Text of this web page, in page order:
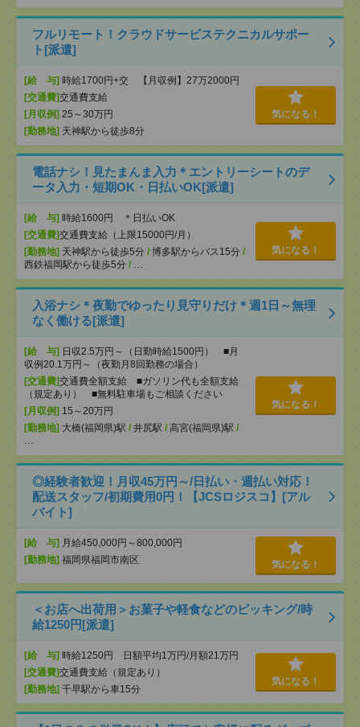
フルリモート！クラウドサービステクニカルサポー
ト[派遣]
[給 与] 時給1700円+交 【月収例】27万2000円
[交通費]交通費支給
[月収例] 25～30万円
[勤務地] 天神駅から徒歩8分
気になる！
電話ナシ！見たまんま入力＊エントリーシートのデ
ータ入力・短期OK・日払いOK[派遣]
[給 与] 時給1600円 ＊日払いOK
[交通費]交通費支給（上限15000円/月）
[勤務地] 天神駅から徒歩5分 / 博多駅からバス15分 /
西鉄福岡駅から徒歩5分 / …
気になる！
入浴ナシ＊夜勤でゆったり見守りだけ＊週1日～無理
なく働ける[派遣]
[給 与] 日収2.5万円～（日勤時給1500円） ■月
収例20.1万円～（夜勤月8回勤務の場合）
[交通費]交通費全額支給 ■ガソリン代も全額支給
（規定あり） ■無料駐車場もご相談ください
[月収例] 15～20万円
[勤務地] 大橋(福岡県)駅 / 井尻駅 / 高宮(福岡県)駅 /
…
気になる！
◎経験者歓迎！月収45万円～/日払い・週払い対応！
配送スタッフ/初期費用0円！【JCSロジスコ】[アル
バイト]
[給 与] 月給450,000円～800,000円
[勤務地] 福岡県福岡市南区 気になる！
＜お店へ出荷用＞お菓子や軽食などのピッキング/時
給1250円[派遣]
[給 与] 時給1250円 日額平均1万円/月額21万円
[交通費]交通費支給（規定あり）
[勤務地] 千早駅から車15分
気になる！